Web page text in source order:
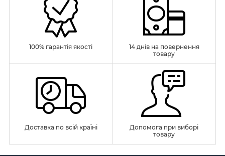
100% гарантія якості
14 днів на повернення
товару
Доставка по всій країні
Допомога при виборі
товару